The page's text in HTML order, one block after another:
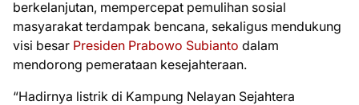
berkelanjutan, mempercepat pemulihan sosial
masyarakat terdampak bencana, sekaligus mendukung
visi besar Presiden Prabowo Subianto dalam
mendorong pemerataan kesejahteraan.
“Hadirnya listrik di Kampung Nelayan Sejahtera